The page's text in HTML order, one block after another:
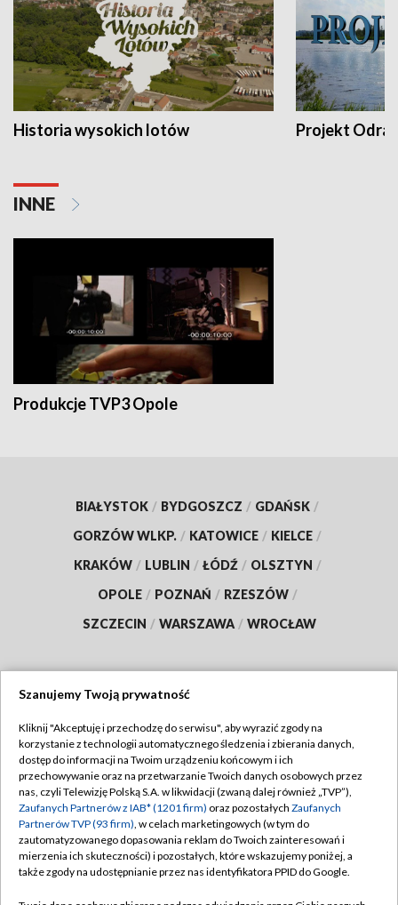
Historia wysokich lotów Projekt Odra
INNE
Produkcje TVP3 Opole
BIAŁYSTOK / BYDGOSZCZ / GDAŃSK /
GORZÓW WLKP. / KATOWICE / KIELCE /
KRAKÓW / LUBLIN / ŁÓDŹ / OLSZTYN /
OPOLE / POZNAŃ / RZESZÓW /
SZCZECIN / WARSZAWA / WROCŁAW
TVP
Abonament TVP
Emisja w TVP
Centrum informacji TVP
Naziemna Telewizja Cyfrowa
Regulamin TVP
Polityka prywatności
Moje zgody
Pomoc
Szanujemy Twoją prywatność
Kliknij "Akceptuję i przechodzę do serwisu", aby wyrazić zgody na
korzystanie z technologii automatycznego śledzenia i zbierania danych,
dostęp do informacji na Twoim urządzeniu końcowym i ich
przechowywanie oraz na przetwarzanie Twoich danych osobowych przez
nas, czyli Telewizję Polską S.A. w likwidacji (zwaną dalej również „TVP”),
Zaufanych Partnerów z IAB* (1201 firm) oraz pozostałych Zaufanych
Partnerów TVP (93 firm), w celach marketingowych (w tym do
zautomatyzowanego dopasowania reklam do Twoich zainteresowań i
mierzenia ich skuteczności) i pozostałych, które wskazujemy poniżej, a
także zgody na udostępnianie przez nas identyfikatora PPID do Google.